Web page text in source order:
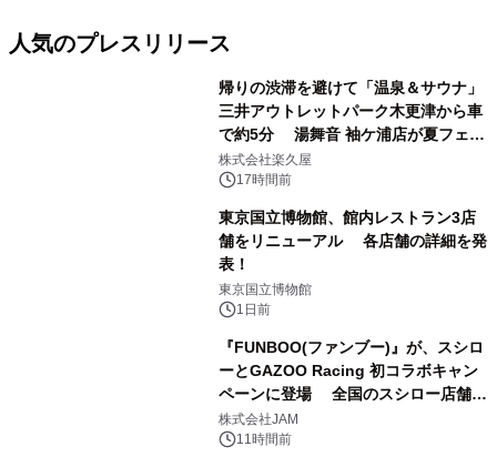
人気のプレスリリース
帰りの渋滞を避けて「温泉＆サウナ」
三井アウトレットパーク木更津から車
で約5分 湯舞音 袖ケ浦店が夏フェア
メニューを提供
株式会社楽久屋
17時間前
東京国立博物館、館内レストラン3店
舗をリニューアル 各店舗の詳細を発
表！
東京国立博物館
1日前
『FUNBOO(ファンブー)』が、スシロ
ーとGAZOO Racing 初コラボキャン
ペーンに登場 全国のスシロー店舗で
GR 4車種の FUNBOO(ミニカー)付き
メニューが展開されます
株式会社JAM
11時間前